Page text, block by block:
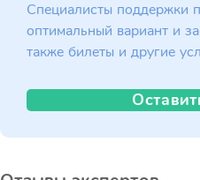
Специалисты поддержки
оптимальный вариант и
также билеты и другие